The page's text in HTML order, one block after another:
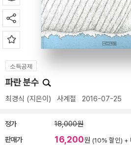
소득공제
파란 분수
최경식 (지은이) 사계절 2016-07-25
정가 18,000원
판매가 16,200원 (10% 할인) +